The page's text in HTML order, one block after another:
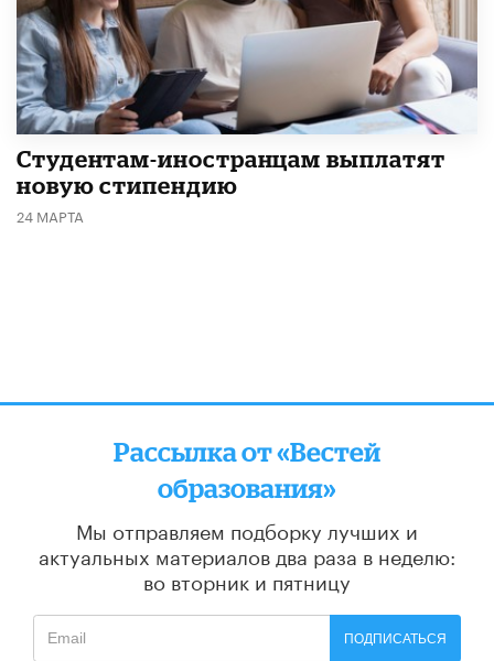
Студентам-иностранцам выплатят
новую стипендию
24 МАРТА
Рассылка от «Вестей
образования»
Мы отправляем подборку лучших и
актуальных материалов два раза в неделю:
во вторник и пятницу
ПОДПИСАТЬСЯ